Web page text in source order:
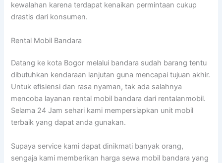
kewalahan karena terdapat kenaikan permintaan cukup
drastis dari konsumen.
Rental Mobil Bandara
Datang ke kota Bogor melalui bandara sudah barang tentu
dibutuhkan kendaraan lanjutan guna mencapai tujuan akhir.
Untuk efisiensi dan rasa nyaman, tak ada salahnya
mencoba layanan rental mobil bandara dari rentalanmobil.
Selama 24 Jam sehari kami mempersiapkan unit mobil
terbaik yang dapat anda gunakan.
Supaya service kami dapat dinikmati banyak orang,
sengaja kami memberikan harga sewa mobil bandara yang